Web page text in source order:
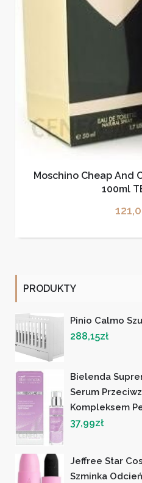
Moschino Cheap And
100ml
PRODUKTY
Pinio Calmo
288,15zł
Bielenda
Serum
Kompleksem
37,99zł
Jeffree Star
Szminka